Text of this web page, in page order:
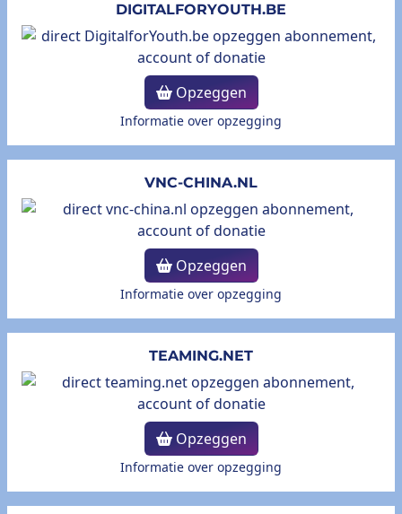
DIGITALFORYOUTH.BE
Opzeggen
Informatie over opzegging
VNC-CHINA.NL
Opzeggen
Informatie over opzegging
TEAMING.NET
Opzeggen
Informatie over opzegging